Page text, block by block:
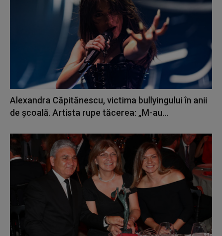
Alexandra Căpitănescu, victima bullyingului în anii
de școală. Artista rupe tăcerea: „M-au...